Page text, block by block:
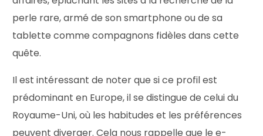
perle rare, armé de son smartphone ou de sa
tablette comme compagnons fidèles dans cette
quête.
Il est intéressant de noter que si ce profil est
prédominant en Europe, il se distingue de celui du
Royaume-Uni, où les habitudes et les préférences
peuvent diverger. Cela nous rappelle que le e-